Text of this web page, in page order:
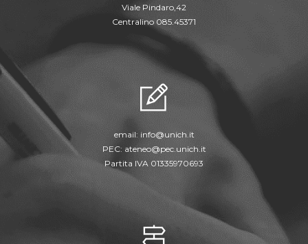
Viale Pindaro,42
Centralino 085.45371
email: info@unich.it
PEC: ateneo@pec.unich.it
Partita IVA 01335970693